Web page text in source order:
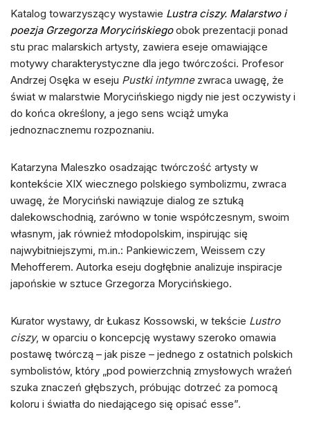
Katalog towarzyszący wystawie Lustra ciszy. Malarstwo i
poezja Grzegorza Morycińskiegoobok prezentacji ponad
stu prac malarskich artysty, zawiera eseje omawiające
motywy charakterystyczne dla jego twórczości. Profesor
Andrzej Osęka w eseju Pustki intymnezwraca uwagę, że
świat w malarstwie Morycińskiego nigdy nie jest oczywisty i
do końca określony, a jego sens wciąż umyka
jednoznacznemu rozpoznaniu.
Katarzyna Maleszko osadzając twórczość artysty w
kontekście XIX wiecznego polskiego symbolizmu, zwraca
uwagę, że Moryciński nawiązuje dialog ze sztuką
dalekowschodnią, zarówno w tonie współczesnym, swoim
własnym, jak również młodopolskim, inspirując się
najwybitniejszymi, m.in.: Pankiewiczem, Weissem czy
Mehofferem. Autorka eseju dogłębnie analizuje inspiracje
japońskie w sztuce Grzegorza Morycińskiego.
Kurator wystawy, dr Łukasz Kossowski, w tekście Lustro
ciszy, w oparciu o koncepcję wystawy szeroko omawia
postawę twórczą – jak pisze – jednego z ostatnich polskich
symbolistów, który „pod powierzchnią zmysłowych wrażeń
szuka znaczeń głębszych, próbując dotrzeć za pomocą
koloru i światła do niedającego się opisać esse”.